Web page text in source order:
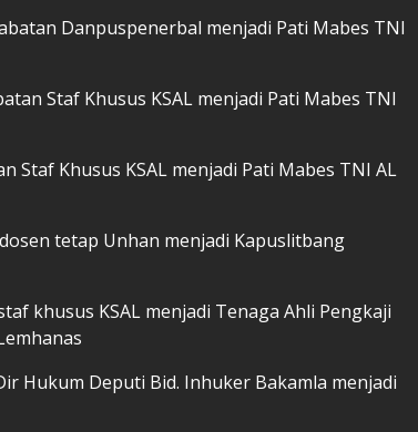
Danpuspenerbal menjadi Pati Mabes TNI
Staf Khusus KSAL menjadi Pati Mabes TNI
Staf Khusus KSAL menjadi Pati Mabes TNI AL
tetap Unhan menjadi Kapuslitbang
khusus KSAL menjadi Tenaga Ahli Pengkaji
Hukum Deputi Bid. Inhuker Bakamla menjadi